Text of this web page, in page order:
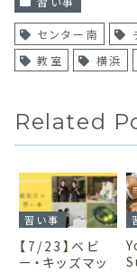
センター南
教室
横浜
Related
習い事
【7/23】ベビ
ー・キッズマッ